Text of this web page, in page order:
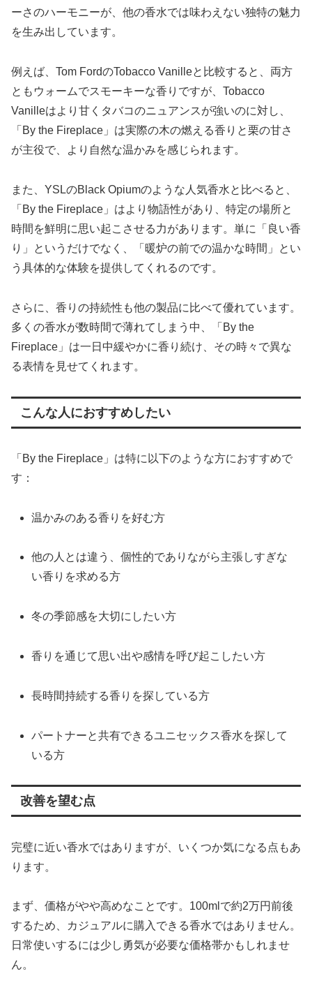
ーさのハーモニーが、他の香水では味わえない独特の魅力
を生み出しています。
例えば、Tom FordのTobacco Vanilleと比較すると、両方
ともウォームでスモーキーな香りですが、Tobacco
Vanilleはより甘くタバコのニュアンスが強いのに対し、
「By the Fireplace」は実際の木の燃える香りと栗の甘さ
が主役で、より自然な温かみを感じられます。
また、YSLのBlack Opiumのような人気香水と比べると、
「By the Fireplace」はより物語性があり、特定の場所と
時間を鮮明に思い起こさせる力があります。単に「良い香
り」というだけでなく、「暖炉の前での温かな時間」とい
う具体的な体験を提供してくれるのです。
さらに、香りの持続性も他の製品に比べて優れています。
多くの香水が数時間で薄れてしまう中、「By the
Fireplace」は一日中緩やかに香り続け、その時々で異な
る表情を見せてくれます。
こんな人におすすめしたい
「By the Fireplace」は特に以下のような方におすすめで
す：
温かみのある香りを好む方
他の人とは違う、個性的でありながら主張しすぎな
い香りを求める方
冬の季節感を大切にしたい方
香りを通じて思い出や感情を呼び起こしたい方
長時間持続する香りを探している方
パートナーと共有できるユニセックス香水を探して
いる方
改善を望む点
完璧に近い香水ではありますが、いくつか気になる点もあ
ります。
まず、価格がやや高めなことです。100mlで約2万円前後
するため、カジュアルに購入できる香水ではありません。
日常使いするには少し勇気が必要な価格帯かもしれませ
ん。